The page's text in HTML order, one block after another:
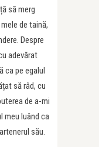
să merg
de taină,
Despre
adevărat
ca pe egalul
să râd, cu
de a-mi
meu luând ca
său.